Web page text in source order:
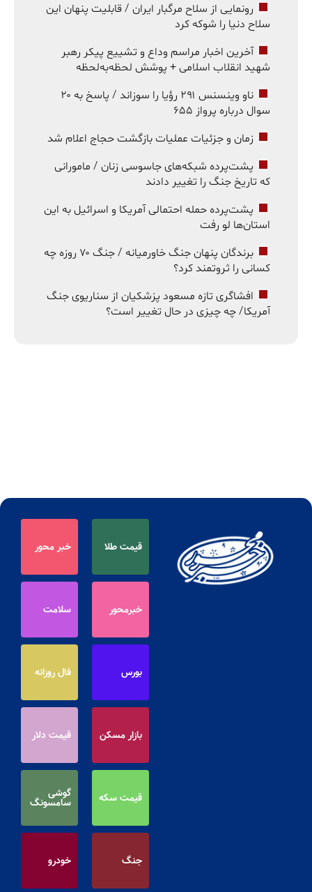
رونمایی از سلاح مرگبار ایران / قابلیت پنهان این
سلاح دنیا را شوکه کرد
آخرین اخبار مراسم وداع و تشییع پیکر رهبر
شهید انقلاب اسلامی + پوشش لحظه‌به‌لحظه
ناو وینسنس ۲۹۱ رؤیا را سوزاند / پاسخ به ۲۰
سوال درباره پرواز ۶۵۵
زمان و جزئیات عملیات بازگشت حجاج اعلام شد
پشت‌پرده شبکه‌های جاسوسی زنان / مامورانی
که تاریخ جنگ را تغییر دادند
پشت‌پرده حمله احتمالی آمریکا و اسرائیل به این
استان‌ها لو رفت
برندگان پنهان جنگ خاورمیانه / جنگ ۷۰ روزه چه
کسانی را ثروتمند کرد؟
افشاگری تازه مسعود پزشکیان از سناریوی جنگ
آمریکا/ چه چیزی در حال تغییر است؟
قیمت طلا خبر محور
خبرمحور سلامت
بورس فال روزانه
بازار مسکن قیمت دلار
قیمت سکه گوشی
سامسونگ
جنگ خودرو